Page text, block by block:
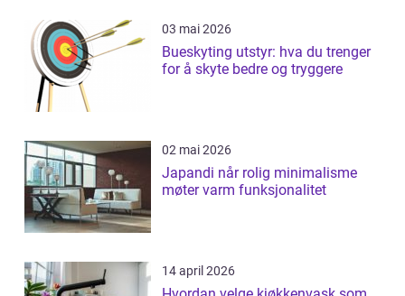
03 mai 2026
Bueskyting utstyr: hva du trenger
for å skyte bedre og tryggere
02 mai 2026
Japandi når rolig minimalisme
møter varm funksjonalitet
14 april 2026